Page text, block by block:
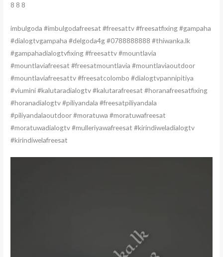
8 8 8
imbulgoda #imbulgodafreesat #freesattv #freesatfixing #gampaha
#dialogtvgampaha #delgoda4g #0788888888 #thiwanka.lk
#gampahadialogtvfixing #freesattv #mountlavia
#mountlaviafreesat #freesatmountlavia #mountlaviaoutdoor
#mountlaviafreesattv #freesatcolombo #dialogtvpannipitiya
#viumini #kalutaradialogtv #kalutarafreesat #horanafreesatfixing
#horanadialogtv #piliyandala #freesatpiliyandala
#piliyandalaoutdoor #moratuwa #moratuwafreesat
#moratuwadialogtv #mulleriyawafreesat #kirindiweladialogtv
#kirindiwelafreesat